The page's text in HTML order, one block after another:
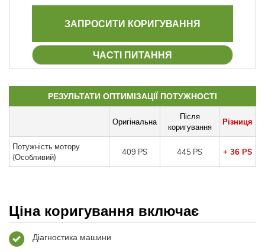
ЗАПРОСИТИ КОРИГУВАННЯ
ЧАСТІ ПИТАННЯ
РЕЗУЛЬТАТИ ОПТИМІЗАЦІЇ ПОТУЖНОСТІ
Оригінальна
Після
коригування
Різниця
Потужність мотору
(Особливий)
409 PS 445 PS + 36 PS
Ціна коригування включає
Діагностика машини